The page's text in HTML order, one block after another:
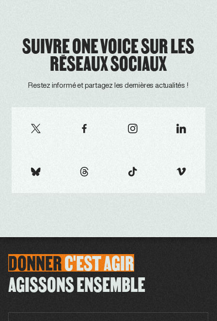
SUIVRE ONE VOICE SUR LES
RÉSEAUX SOCIAUX
Restez informé et partagez les dernières actualités !
DONNERC'ESTAGIR
AGISSONS ENSEMBLE